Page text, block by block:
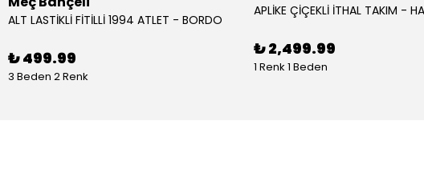
ALT LASTİKLİ FİTİLLİ 1994 ATLET - BORDO
₺ 499.99
3 Beden 2 Renk
APLİKE ÇİÇEKLİ İTHAL TAKIM -
₺ 2,499.99
1 Renk 1 Beden